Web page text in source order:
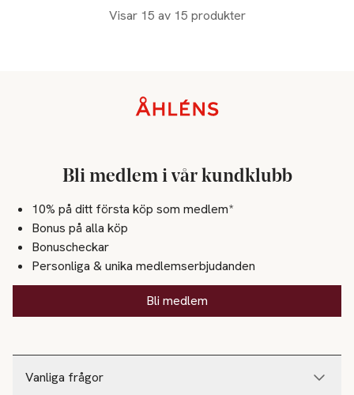
Visar 15 av 15 produkter
Vanliga frågor
Bli medlem i vår kundklubb
10% på ditt första köp som medlem*
Bonus på alla köp
Bonuscheckar
Personliga & unika medlemserbjudanden
Bli medlem